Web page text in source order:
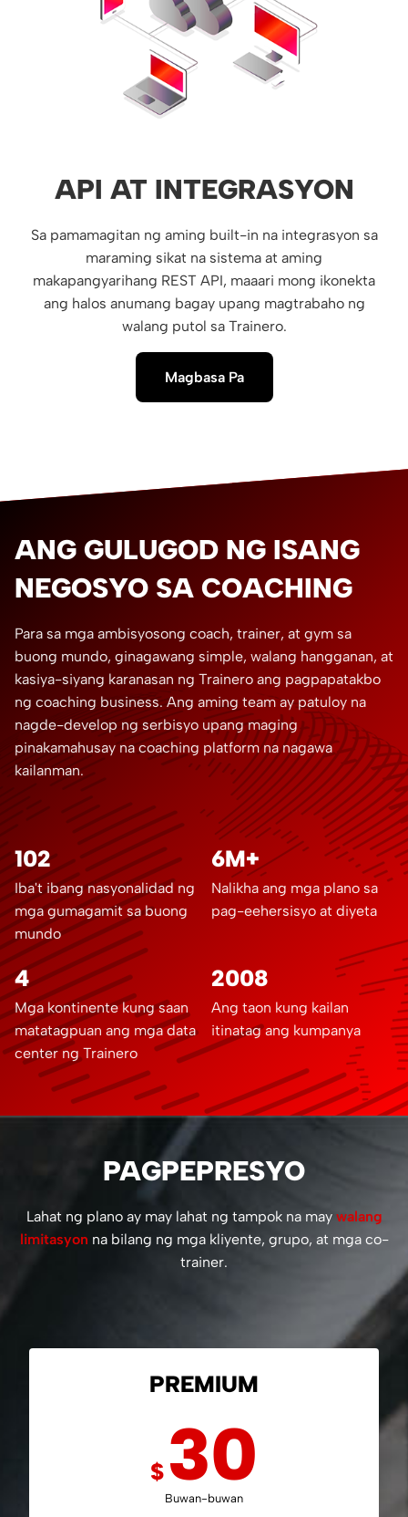
API AT INTEGRASYON
Sa pamamagitan ng aming built-in na integrasyon sa
maraming sikat na sistema at aming
makapangyarihang REST API, maaari mong ikonekta
ang halos anumang bagay upang magtrabaho ng
walang putol sa Trainero.
Magbasa Pa
ANG GULUGOD NG ISANG
NEGOSYO SA COACHING
Para sa mga ambisyosong coach, trainer, at gym sa
buong mundo, ginagawang simple, walang hangganan, at
kasiya-siyang karanasan ng Trainero ang pagpapatakbo
ng coaching business. Ang aming team ay patuloy na
nagde-develop ng serbisyo upang maging
pinakamahusay na coaching platform na nagawa
kailanman.
102
Iba't ibang nasyonalidad ng
mga gumagamit sa buong
mundo
6M+
Nalikha ang mga plano sa
pag-eehersisyo at diyeta
4
Mga kontinente kung saan
matatagpuan ang mga data
center ng Trainero
2008
Ang taon kung kailan
itinatag ang kumpanya
PAGPEPRESYO
Lahat ng plano ay may lahat ng tampok na may walang
limitasyon na bilang ng mga kliyente, grupo, at mga co-
trainer.
PREMIUM
$ 30
Buwan-buwan